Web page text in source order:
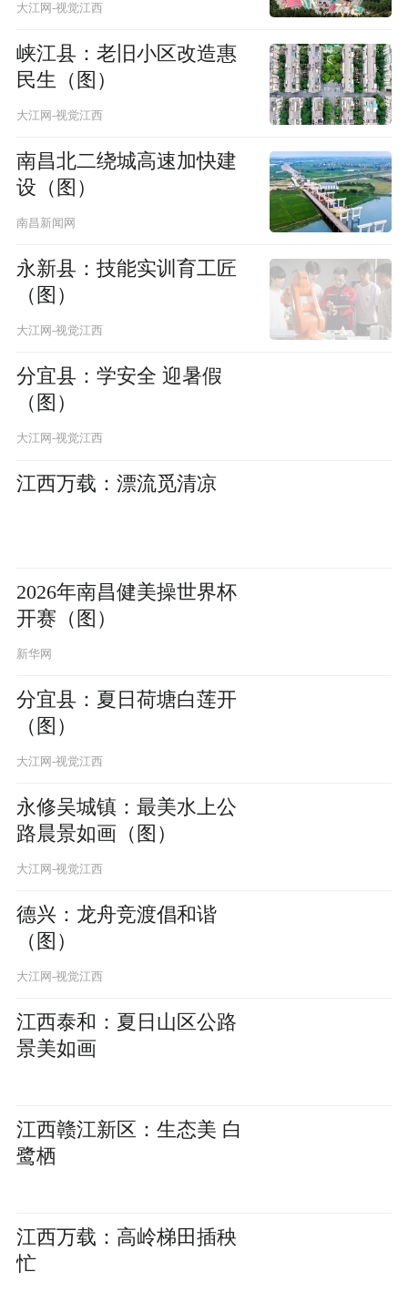
大江网-视觉江西 5
峡江县：老旧小区改造惠
民生（图）
大江网-视觉江西
南昌北二绕城高速加快建
设（图）
南昌新闻网
永新县：技能实训育工匠
（图）
大江网-视觉江西
分宜县：学安全 迎暑假
（图）
大江网-视觉江西
江西万载：漂流觅清凉
2026年南昌健美操世界杯
开赛（图）
新华网
分宜县：夏日荷塘白莲开
（图）
大江网-视觉江西
永修吴城镇：最美水上公
路晨景如画（图）
大江网-视觉江西
德兴：龙舟竞渡倡和谐
（图）
大江网-视觉江西
江西泰和：夏日山区公路
景美如画
江西赣江新区：生态美 白
鹭栖
江西万载：高岭梯田插秧
忙